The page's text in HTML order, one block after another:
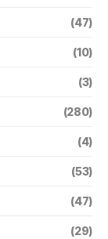
(47)
(10)
(3)
(280)
(4)
(53)
(47)
(29)